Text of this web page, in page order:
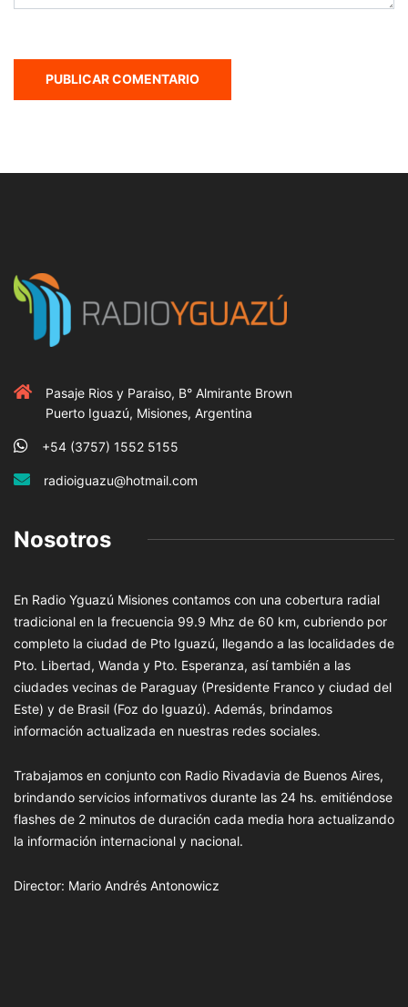
Pasaje Rios y Paraiso, B° Almirante Brown
Puerto Iguazú, Misiones, Argentina
+54 (3757) 1552 5155
radioiguazu@hotmail.com
Nosotros
En Radio Yguazú Misiones contamos con una cobertura radial
tradicional en la frecuencia 99.9 Mhz de 60 km, cubriendo por
completo la ciudad de Pto Iguazú, llegando a las localidades de
Pto. Libertad, Wanda y Pto. Esperanza, así también a las
ciudades vecinas de Paraguay (Presidente Franco y ciudad del
Este) y de Brasil (Foz do Iguazú). Además, brindamos
información actualizada en nuestras redes sociales.
Trabajamos en conjunto con Radio Rivadavia de Buenos Aires,
brindando servicios informativos durante las 24 hs. emitiéndose
flashes de 2 minutos de duración cada media hora actualizando
la información internacional y nacional.
Director: Mario Andrés Antonowicz